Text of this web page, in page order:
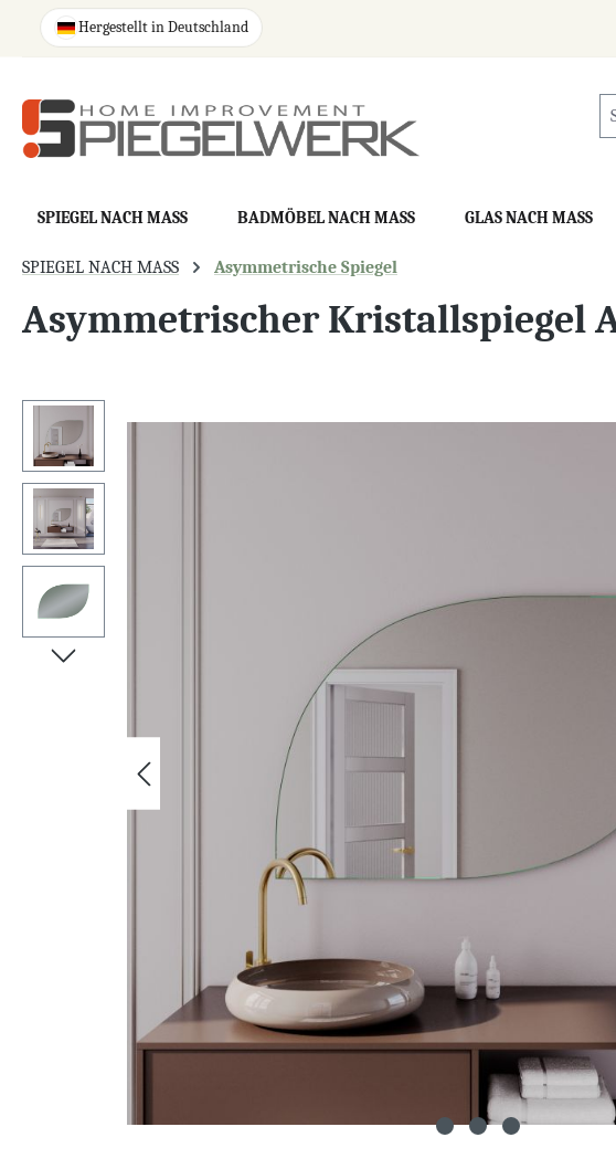
Zur Hauptnavigation springen
Hergestellt in Deutschland
SPIEGEL NACH MASS BADMÖBEL NACH MASS GLAS NACH MASS
SPIEGEL NACH MASS Asymmetrische Spiegel
Asymmetrischer Kristallspiegel
Bildergalerie überspringen